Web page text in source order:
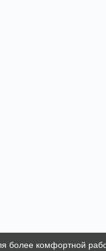
более комфортной